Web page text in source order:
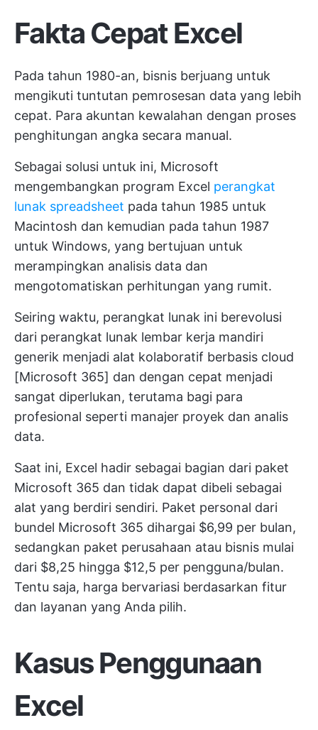
Fakta Cepat Excel
Pada tahun 1980-an, bisnis berjuang untuk
mengikuti tuntutan pemrosesan data yang lebih
cepat. Para akuntan kewalahan dengan proses
penghitungan angka secara manual.
Sebagai solusi untuk ini, Microsoft
mengembangkan program Excel perangkat
lunak spreadsheet pada tahun 1985 untuk
Macintosh dan kemudian pada tahun 1987
untuk Windows, yang bertujuan untuk
merampingkan analisis data dan
mengotomatiskan perhitungan yang rumit.
Seiring waktu, perangkat lunak ini berevolusi
dari perangkat lunak lembar kerja mandiri
generik menjadi alat kolaboratif berbasis cloud
[Microsoft 365] dan dengan cepat menjadi
sangat diperlukan, terutama bagi para
profesional seperti manajer proyek dan analis
data.
Saat ini, Excel hadir sebagai bagian dari paket
Microsoft 365 dan tidak dapat dibeli sebagai
alat yang berdiri sendiri. Paket personal dari
bundel Microsoft 365 dihargai $6,99 per bulan,
sedangkan paket perusahaan atau bisnis mulai
dari $8,25 hingga $12,5 per pengguna/bulan.
Tentu saja, harga bervariasi berdasarkan fitur
dan layanan yang Anda pilih.
Kasus Penggunaan
Excel